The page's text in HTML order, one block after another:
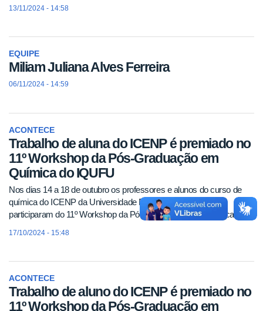
13/11/2024 - 14:58
EQUIPE
Miliam Juliana Alves Ferreira
06/11/2024 - 14:59
ACONTECE
Trabalho de aluna do ICENP é premiado no
11º Workshop da Pós-Graduação em
Química do IQUFU
Nos dias 14 a 18 de outubro os professores e alunos do curso de
química do ICENP da Universidade Federal de Uberlândia,
participaram do 11º Workshop da Pós-Graduação em Química.
17/10/2024 - 15:48
ACONTECE
Trabalho de aluno do ICENP é premiado no
11º Workshop da Pós-Graduação em